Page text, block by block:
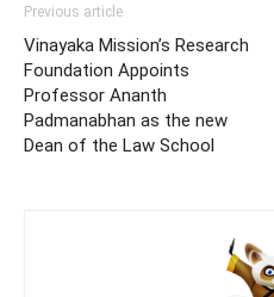
Previous article
Vinayaka Mission’s Research
Foundation Appoints
Professor Ananth
Padmanabhan as the new
Dean of the Law School